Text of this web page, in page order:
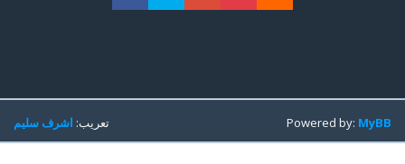
تعريب:اشرف سليم Powered by:MyBB